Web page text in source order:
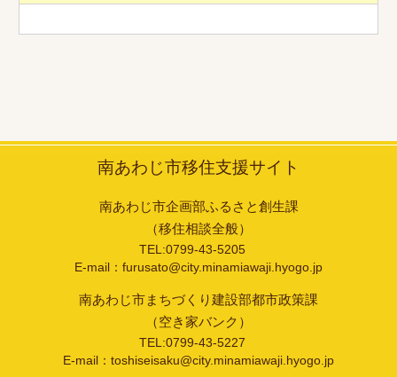
南あわじ市移住支援サイト
南あわじ市企画部ふるさと創生課
（移住相談全般）
TEL:0799-43-5205
E-mail：furusato@city.minamiawaji.hyogo.jp
南あわじ市まちづくり建設部都市政策課
（空き家バンク）
TEL:0799-43-5227
E-mail：toshiseisaku@city.minamiawaji.hyogo.jp